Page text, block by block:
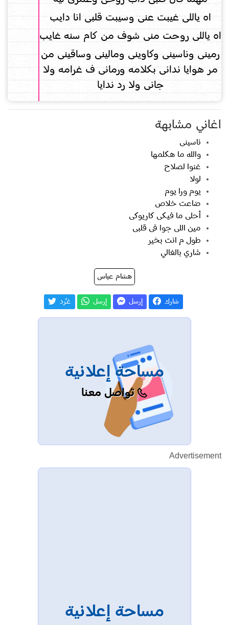
اه ياللى غيبت عنى وسيبت قلبى انا دايب
اه ياللى روحت منى شوف من كام سنه غايب
رمينى وناسينى وكاوينى ومالينى وساقينى من
مر هوايا ندانى بكلامه ورمانى ف غرامه ولا
جانى ولا رد ندايا
اغاني مشابهة
ناسينى
والله ما هكلمها
غنوا لصلاح
لولا
يوم ورا يوم
ضاعت خلاص
أحلى ما فيكى كاريوكى
مين اللى جوا فى قلبى
طول م انت بخير
شاري بالغالي
هشام عباس
شارك إرسل إرسل غـّرد
مساحة إعلانية
تواصل معنا
Advertisement
مساحة إعلانية